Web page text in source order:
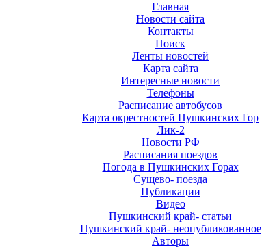
Главная
Новости сайта
Контакты
Поиск
Ленты новостей
Карта сайта
Интересные новости
Телефоны
Расписание автобусов
Карта окрестностей Пушкинских Гор
Лик-2
Новости РФ
Расписания поездов
Погода в Пушкинских Горах
Cущево- поезда
Публикации
Видео
Пушкинский край- статьи
Пушкинский край- неопубликованное
Авторы